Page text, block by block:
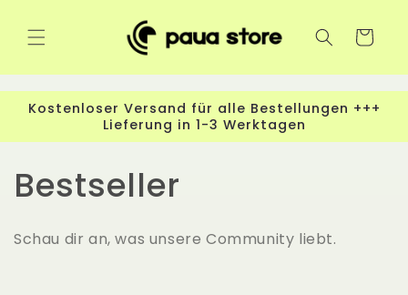
Inhalt
Warenkorb
Kostenloser Versand für alle Bestellungen +++
Lieferung in 1-3 Werktagen
K
a
Bestseller
Schau dir an, was unsere Community liebt.